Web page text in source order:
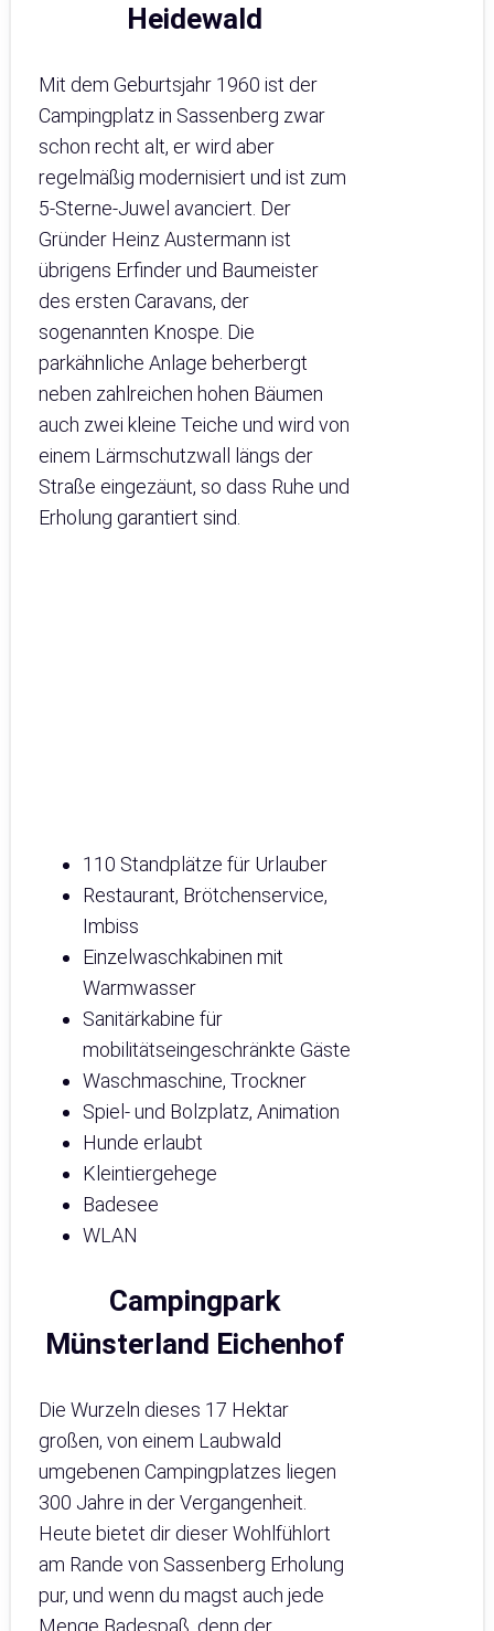
Heidewald
Mit dem Geburtsjahr 1960 ist der
Campingplatz in Sassenberg zwar
schon recht alt, er wird aber
regelmäßig modernisiert und ist zum
5-Sterne-Juwel avanciert. Der
Gründer Heinz Austermann ist
übrigens Erfinder und Baumeister
des ersten Caravans, der
sogenannten Knospe. Die
parkähnliche Anlage beherbergt
neben zahlreichen hohen Bäumen
auch zwei kleine Teiche und wird von
einem Lärmschutzwall längs der
Straße eingezäunt, so dass Ruhe und
Erholung garantiert sind.
110 Standplätze für Urlauber
Restaurant, Brötchenservice,
Imbiss
Einzelwaschkabinen mit
Warmwasser
Sanitärkabine für
mobilitätseingeschränkte Gäste
Waschmaschine, Trockner
Spiel- und Bolzplatz, Animation
Hunde erlaubt
Kleintiergehege
Badesee
WLAN
Campingpark
Münsterland Eichenhof
Die Wurzeln dieses 17 Hektar
großen, von einem Laubwald
umgebenen Campingplatzes liegen
300 Jahre in der Vergangenheit.
Heute bietet dir dieser Wohlfühlort
am Rande von Sassenberg Erholung
pur, und wenn du magst auch jede
Menge Badespaß, denn der